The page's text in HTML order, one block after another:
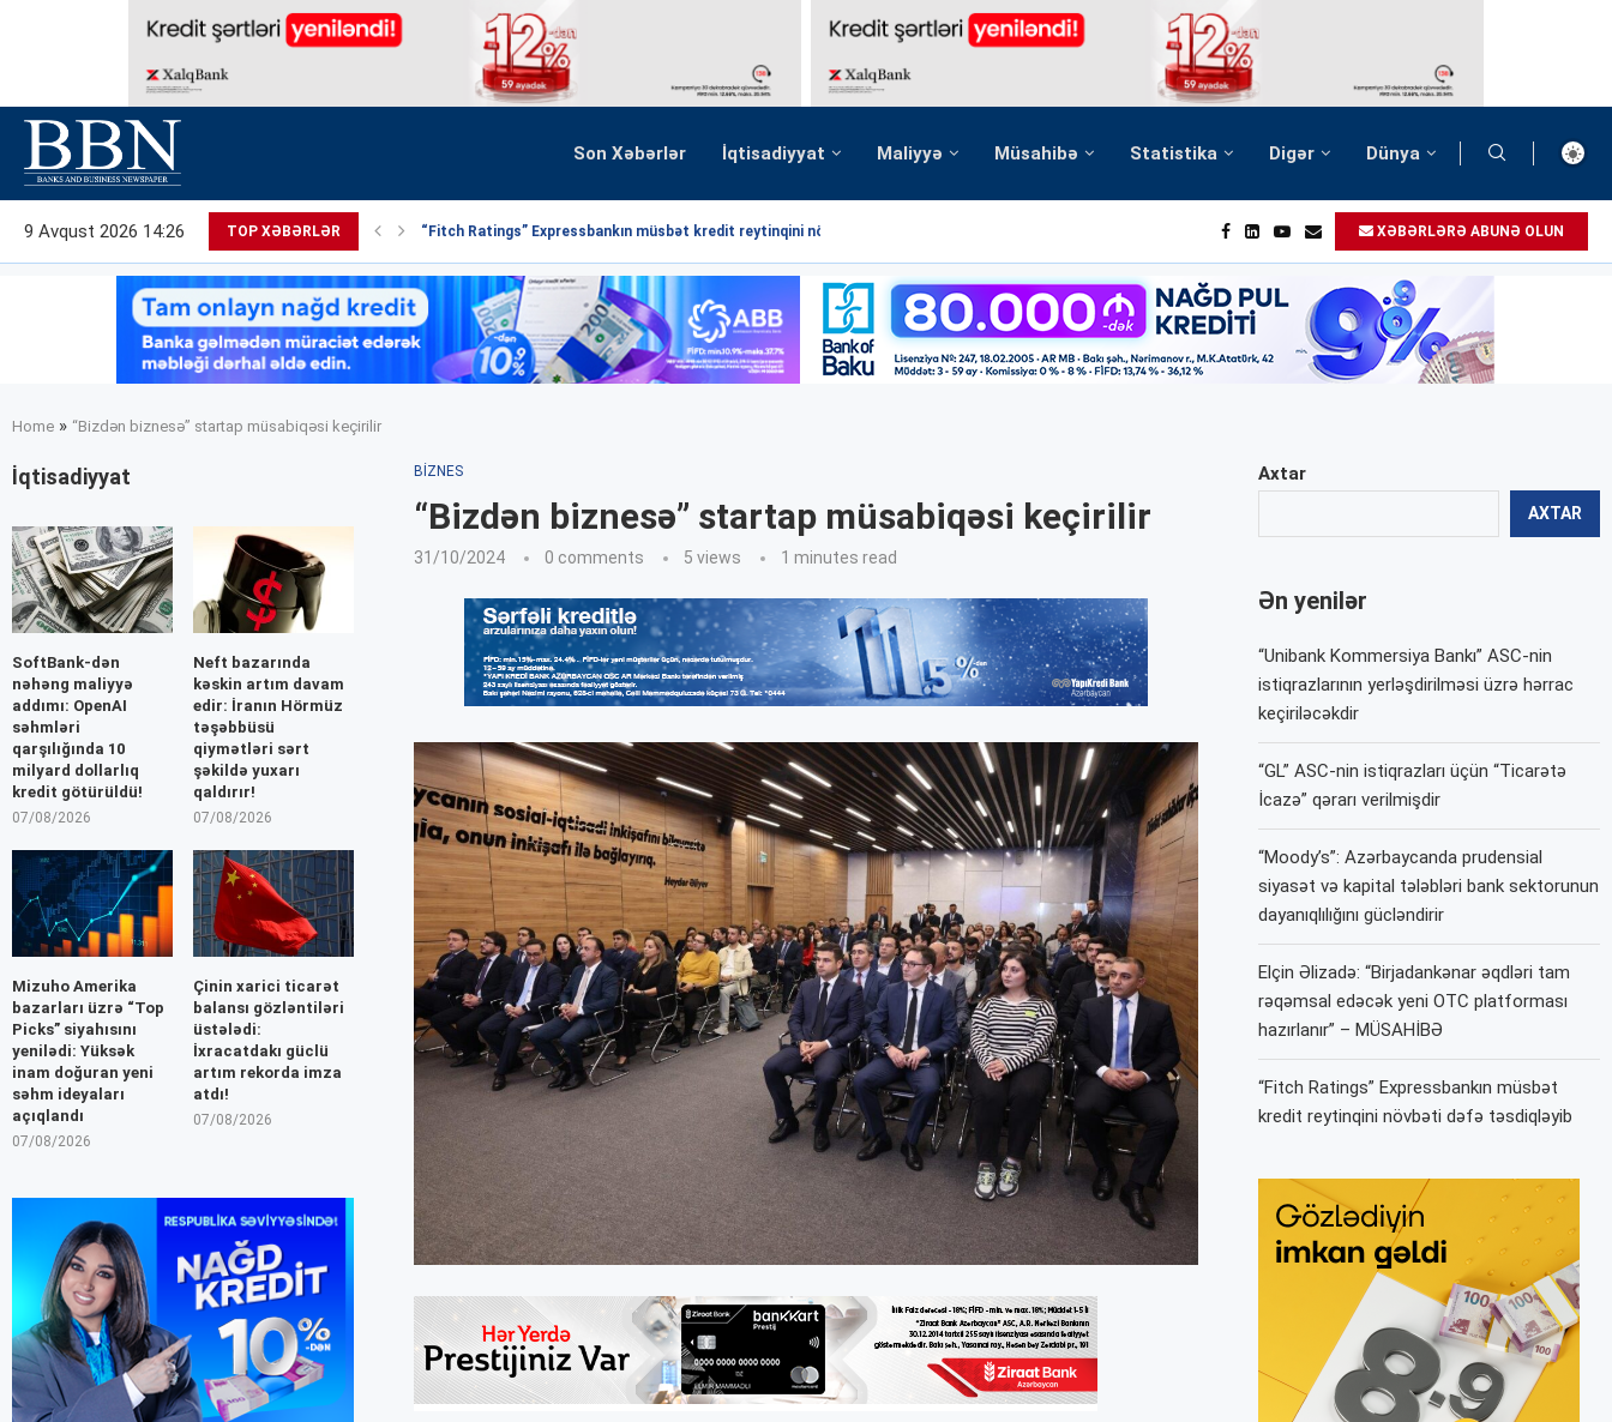
Son Xəbərlər İqtisadiyyat Maliyyə Müsahibə Statistika Digər Dünya
9 Avqust 2026 14:26 TOP XƏBƏRLƏR “Fitch Ratings” Expressbankın müsbət kredit reytinqini növbəti dəfə... XƏBƏRLƏRƏ ABUNƏ OLUN
Home » “Bizdən biznesə” startap müsabiqəsi keçirilir
BIZNES
“Bizdən biznesə” startap müsabiqəsi keçirilir
31/10/2024 0 comments 5 views 1 minutes read
Axtar
AXTAR
Ən yenilər
“Unibank Kommersiya Bankı” ASC-nin
istiqrazlarının yerləşdirilməsi üzrə hərrac
keçiriləcəkdir
“GL” ASC-nin istiqrazları üçün “Ticarətə
İcazə” qərarı verilmişdir
“Moody’s”: Azərbaycanda prudensial
siyasət və kapital tələbləri bank sektorunun
dayanıqlılığını gücləndirir
Elçin Əlizadə: “Birjadankənar əqdləri tam
rəqəmsal edəcək yeni OTC platforması
hazırlanır” – MÜSAHİBƏ
“Fitch Ratings” Expressbankın müsbət
kredit reytinqini növbəti dəfə təsdiqləyib
İqtisadiyyat
SoftBank-dən
nəhəng maliyyə
addımı: OpenAI
səhmləri
qarşılığında 10
milyard dollarlıq
kredit götürüldü!
07/08/2026
Neft bazarında
kəskin artım davam
edir: İranın Hörmüz
təşəbbüsü
qiymətləri sərt
şəkildə yuxarı
qaldırır!
07/08/2026
Mizuho Amerika
bazarları üzrə “Top
Picks” siyahısını
yenilədi: Yüksək
inam doğuran yeni
səhm ideyaları
açıqlandı
07/08/2026
Çinin xarici ticarət
balansı gözləntiləri
üstələdi:
İxracatdakı güclü
artım rekorda imza
atdı!
07/08/2026